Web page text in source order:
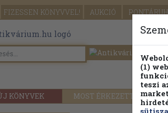
FIZESSEN KÖNYVVEL! AUKCIÓ
KÖNYVEK MOST ÉRKEZETT
(1)
teszi